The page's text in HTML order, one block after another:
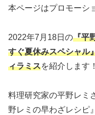
本ページはプロモーシ
2022年7月18日の『平
すぐ夏休みスペシャル
ィラミスを紹介します！
料理研究家の平野レミ
野レミの早わざレシピ